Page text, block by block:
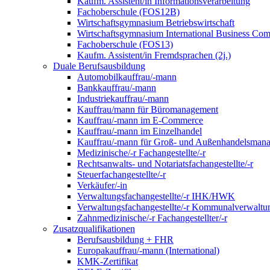
Fachoberschule (FOS12B)
Wirtschaftsgymnasium Betriebswirtschaft
Wirtschaftsgymnasium International Business
Fachoberschule (FOS13)
Kaufm. Assistent/in Fremdsprachen (2j.)
Duale Berufsausbildung
Automobilkauffrau/-mann
Bankkauffrau/-mann
Industriekauffrau/-mann
Kauffrau/mann für Büromanagement
Kauffrau/-mann im E-Commerce
Kauffrau/-mann im Einzelhandel
Kauffrau/-mann für Groß- und
Medizinische/-r Fachangestellte/-r
Rechtsanwalts- und Notariatsfachangestellte/-r
Steuerfachangestellte/-r
Verkäufer/-in
Verwaltungs­fach­angestellte/-r IHK/HWK
Verwaltungsfach­angestellte/-r
Zahnmedizinische/-r Fachangestellter/-r
Zusatzqualifikationen
Berufsausbildung + FHR
Europakauffrau/-mann (International)
KMK-Zertifikat